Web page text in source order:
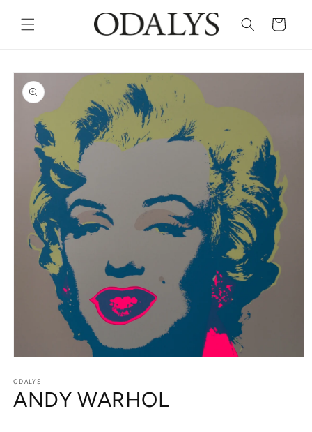
content
Cart
Skip to
product
information
1
in
modal
ODALYS
ANDY WARHOL